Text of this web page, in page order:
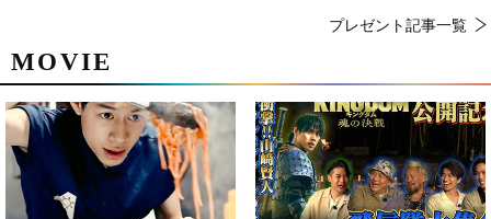
MOVIE
プレゼント記事一覧